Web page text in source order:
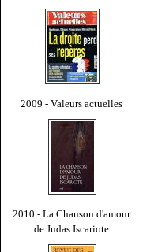
2009 - Valeurs actuelles
2010 - La Chanson d'amour
de Judas Iscariote